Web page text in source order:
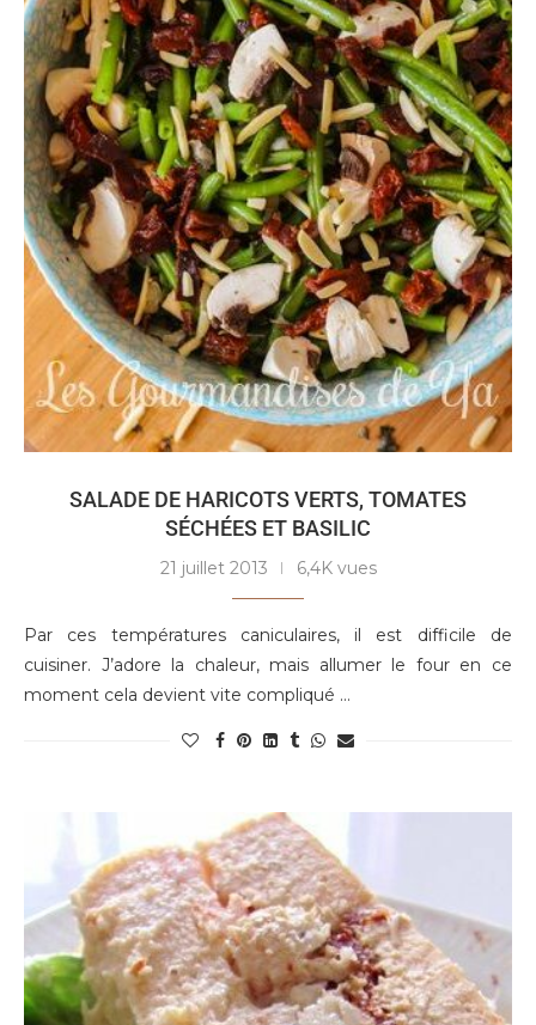
SALADE DE HARICOTS VERTS, TOMATES
SÉCHÉES ET BASILIC
21 juillet 2013 6,4K vues
Par ces températures caniculaires, il est difficile de
cuisiner. J’adore la chaleur, mais allumer le four en ce
moment cela devient vite compliqué …